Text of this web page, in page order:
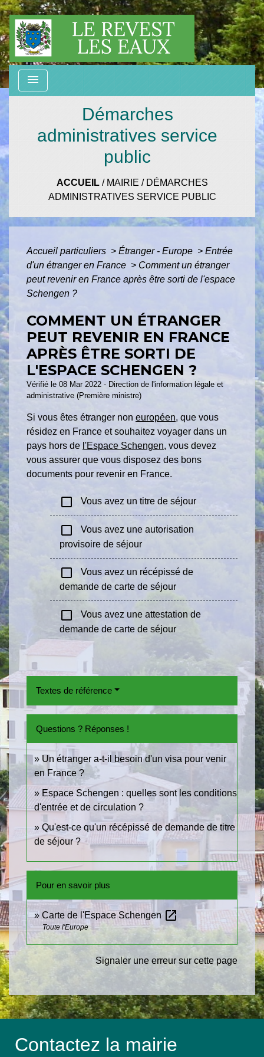
menu
Démarches
administratives service
public
ACCUEIL/ MAIRIE / DÉMARCHES
ADMINISTRATIVES SERVICE PUBLIC
Accueil particuliers > Étranger - Europe > Entrée
d'un étranger en France > Comment un étranger
peut revenir en France après être sorti de l'espace
Schengen ?
COMMENT UN ÉTRANGER
PEUT REVENIR EN FRANCE
APRÈS ÊTRE SORTI DE
L'ESPACE SCHENGEN ?
Vérifié le 08 Mar 2022 - Direction de l'information légale et
administrative (Première ministre)
Si vous êtes étranger non européen, que vous
résidez en France et souhaitez voyager dans un
pays hors de l'Espace Schengen, vous devez
vous assurer que vous disposez des bons
documents pour revenir en France.
check_box_outline_blank Vous avez un titre de séjour
check_box_outline_blank
Vous avez une autorisation
provisoire de séjour
check_box_outline_blank
Vous avez un récépissé de
demande de carte de séjour
check_box_outline_blank
Vous avez une attestation de
demande de carte de séjour
Textes de référence
Questions ? Réponses !
Un étranger a-t-il besoin d'un visa pour venir
en France ?
Espace Schengen : quelles sont les conditions
d'entrée et de circulation ?
Qu'est-ce qu'un récépissé de demande de titre
de séjour ?
Pour en savoir plus
Carte de l'Espace Schengen open_in_new
Toute l'Europe
Signaler une erreur sur cette page
Contactez la mairie